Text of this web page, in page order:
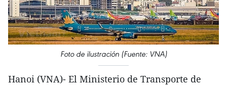
Foto de ilustración (Fuente: VNA)
Hanoi (VNA)- El Ministerio de Transporte de